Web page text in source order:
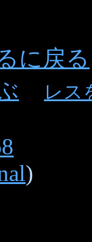
に戻る
レス
)